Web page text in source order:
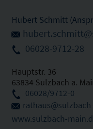
Hubert Schmitt
06028-9712-28
Hauptstr. 36
63834 Sulzbach a.
06028/9712-0
www.sulzbach-